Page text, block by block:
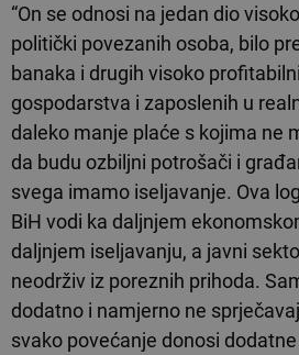
“On se odnosi na jedan dio
politički povezanih osoba, bilo
banaka i drugih visoko
gospodarstva i zaposlenih u
daleko manje plaće s kojima ne
da budu ozbiljni potrošači i
svega imamo iseljavanje. Ova
BiH vodi ka daljnjem
daljnjem iseljavanju, a javni
neodrživ iz poreznih prihoda.
dodatno i namjerno ne
svako povećanje donosi dodatne